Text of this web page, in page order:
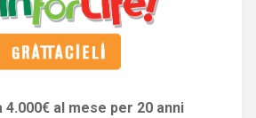
4.000€ al mese per 20 anni